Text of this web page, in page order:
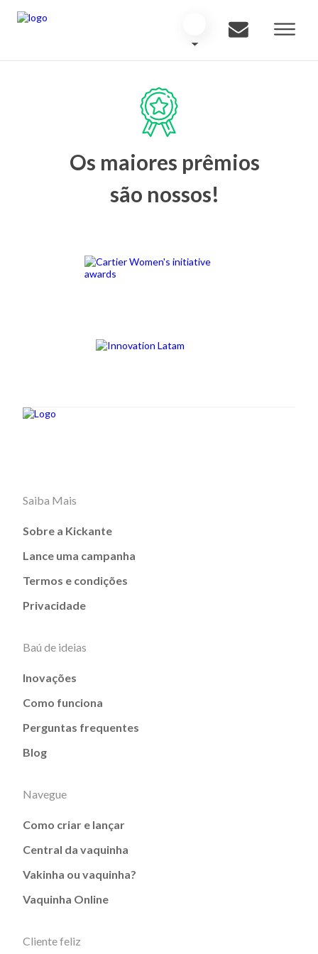
Os maiores prêmios
são nossos!
Saiba Mais
Sobre a Kickante
Lance uma campanha
Termos e condições
Privacidade
Baú de ideias
Inovações
Como funciona
Perguntas frequentes
Blog
Navegue
Como criar e lançar
Central da vaquinha
Vakinha ou vaquinha?
Vaquinha Online
Cliente feliz